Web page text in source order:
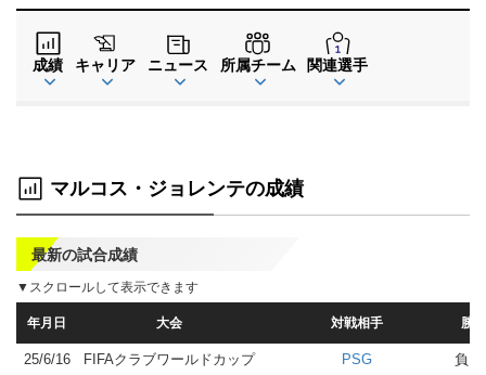
成績 キャリア ニュース 所属チーム 関連選手
マルコス・ジョレンテの成績
最新の試合成績
▼スクロールして表示できます
年月日 大会 対戦相手 勝敗
25/6/16 FIFAクラブワールドカップ PSG
負